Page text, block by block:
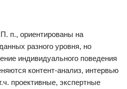
п., ориентированы на
разного уровня, но
индивидуального поведения
контент-анализ, интервью
проективные, экспертные